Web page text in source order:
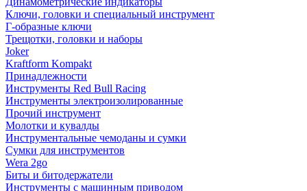
Ключи, головки и специальный инструмент
Г-образные ключи
Трещотки, головки и наборы
Joker
Kraftform Kompakt
Принадлежности
Инструменты Red Bull Racing
Инструменты электроизолированные
Прочий инструмент
Молотки и кувалды
Инструментальные чемоданы и сумки
Сумки для инструментов
Wera 2go
Биты и битодержатели
Инструменты с машинным приводом